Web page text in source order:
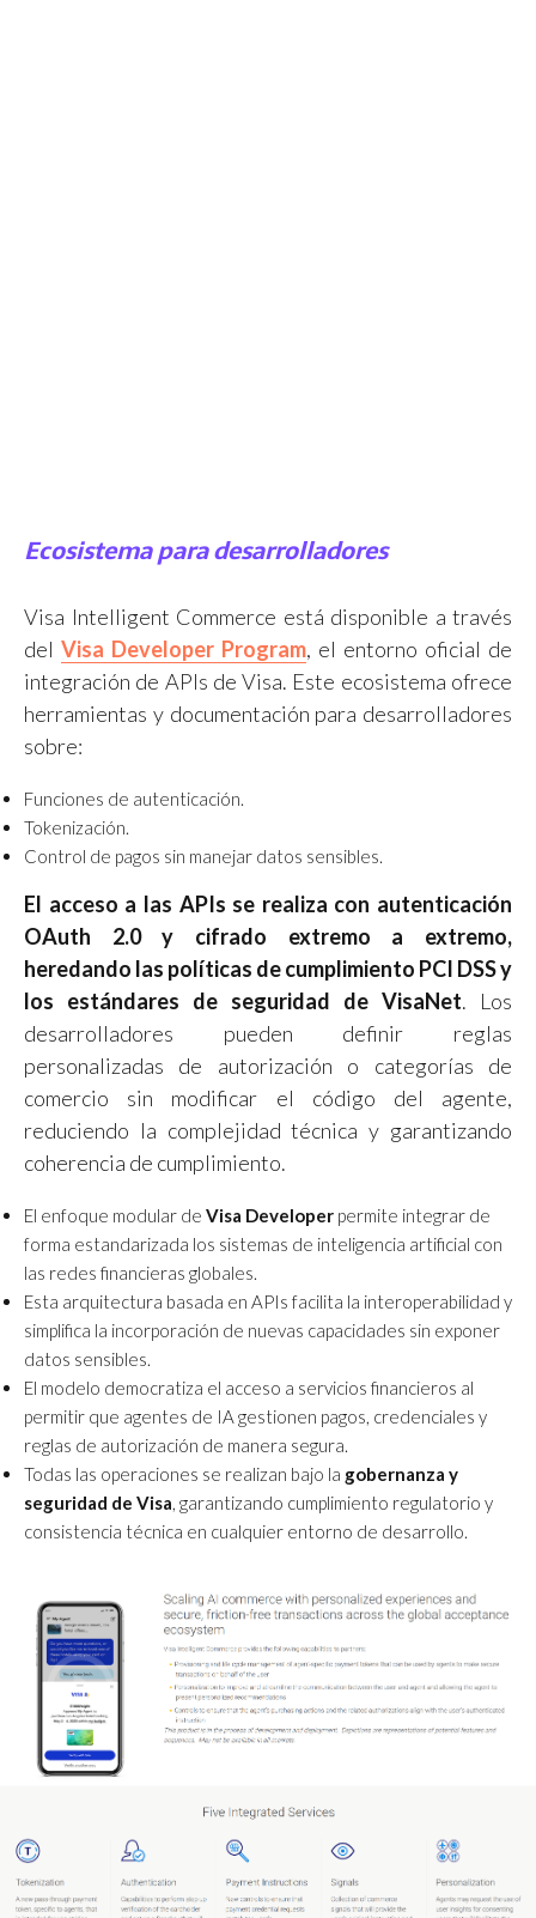
Ecosistema para desarrolladores
Visa Intelligent Commerce está disponible a través
del Visa Developer Program, el entorno oficial de
integración de APIs de Visa. Este ecosistema ofrece
herramientas y documentación para desarrolladores
sobre:
Funciones de autenticación.
Tokenización.
Control de pagos sin manejar datos sensibles.
El acceso a las APIs se realiza con autenticación
OAuth 2.0 y cifrado extremo a extremo,
heredando las políticas de cumplimiento PCI DSS y
los estándares de seguridad de VisaNet. Los
desarrolladores pueden definir reglas
personalizadas de autorización o categorías de
comercio sin modificar el código del agente,
reduciendo la complejidad técnica y garantizando
coherencia de cumplimiento.
El enfoque modular de Visa Developer permite integrar de
forma estandarizada los sistemas de inteligencia artificial con
las redes financieras globales.
Esta arquitectura basada en APIs facilita la interoperabilidad y
simplifica la incorporación de nuevas capacidades sin exponer
datos sensibles.
El modelo democratiza el acceso a servicios financieros al
permitir que agentes de IA gestionen pagos, credenciales y
reglas de autorización de manera segura.
Todas las operaciones se realizan bajo la gobernanza y
seguridad de Visa, garantizando cumplimiento regulatorio y
consistencia técnica en cualquier entorno de desarrollo.